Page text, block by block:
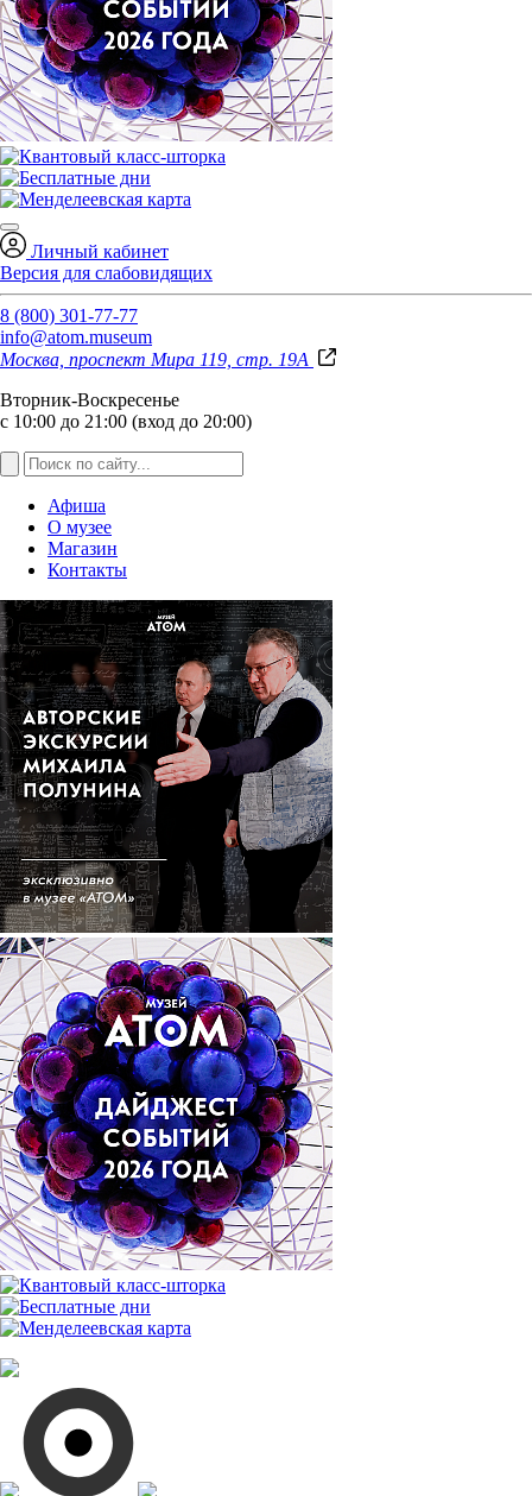
Личный кабинет
Версия для слабовидящих
8 (800) 301-77-77
info@atom.museum
Москва, проспект Мира 119, стр. 19А
Вторник-Воскресенье
с 10:00 до 21:00 (вход до 20:00)
Афиша
О музее
Магазин
Контакты